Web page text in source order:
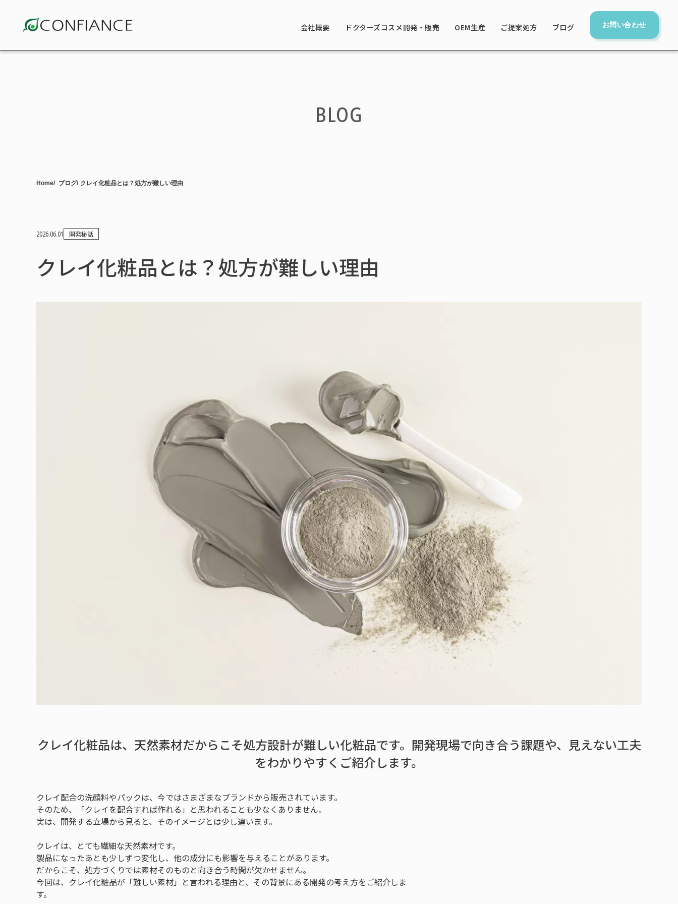
会社概要 ドクターズコスメ開発・販売 OEM生産 ご提案処方 ブログ お問い合わせ
BLOG
Home ブログ クレイ化粧品とは？処方が難しい理由
2026.06.01 開発秘話
クレイ化粧品とは？処方が難しい理由
クレイ化粧品は、天然素材だからこそ処方設計が難しい化粧品です。開発現場で向き合う課題や、見えない工夫
をわかりやすくご紹介します。
クレイ配合の洗顔料やパックは、今ではさまざまなブランドから販売されています。
そのため、「クレイを配合すれば作れる」と思われることも少なくありません。
実は、開発する立場から見ると、そのイメージとは少し違います。
クレイは、とても繊細な天然素材です。
製品になったあとも少しずつ変化し、他の成分にも影響を与えることがあります。
だからこそ、処方づくりでは素材そのものと向き合う時間が欠かせません。
今回は、クレイ化粧品が「難しい素材」と言われる理由と、その背景にある開発の考え方をご紹介しま
す。